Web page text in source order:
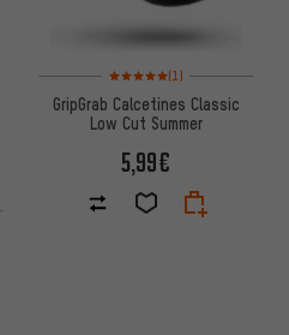
Valoración media: 5 de 5
(1)
GripGrab Calcetines Classic
Low Cut Summer
5,99€